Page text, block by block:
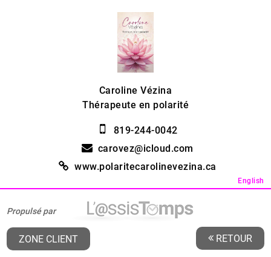
Caroline Vézina
Thérapeute en polarité
819-244-0042
carovez@icloud.com
www.polaritecarolinevezina.ca
English
Propulsé par
RETOUR
ZONE CLIENT